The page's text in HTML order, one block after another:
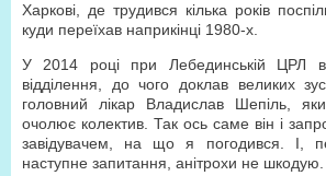
Харкові, де трудився кілька років
куди переїхав наприкінці 1980-х.
У 2014 році при Лебединській ЦРЛ
відділення, до чого доклав великих
головний лікар Владислав Шепіль,
очолює колектив. Так ось саме він і
завідувачем, на що я погодився. І,
наступне запитання, анітрохи не шкодую.